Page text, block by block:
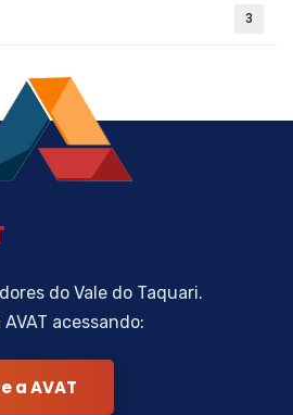
3
do Vale do Taquari.
acessando:
a AVAT